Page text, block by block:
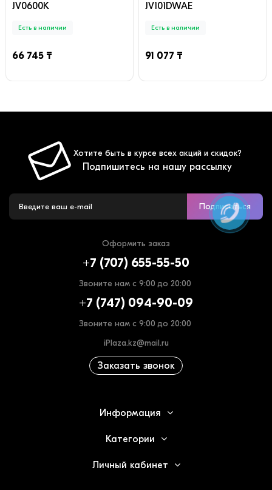
JV0600K
Есть в наличии
66 745 ₸
JV101DWAE
Есть в наличии
91 077 ₸
Хотите быть в курсе всех акций и скидок?
Подпишитесь на нашу рассылку
Подписаться
Оформить заказ
+7 (707) 655-55-50
Звоните нам с 9:00 до 20:00
+7 (747) 094-90-09
Звоните нам с 9:00 до 20:00
iPlaza.kz@mail.ru
Заказать звонок
Информация
Категории
Личный кабинет